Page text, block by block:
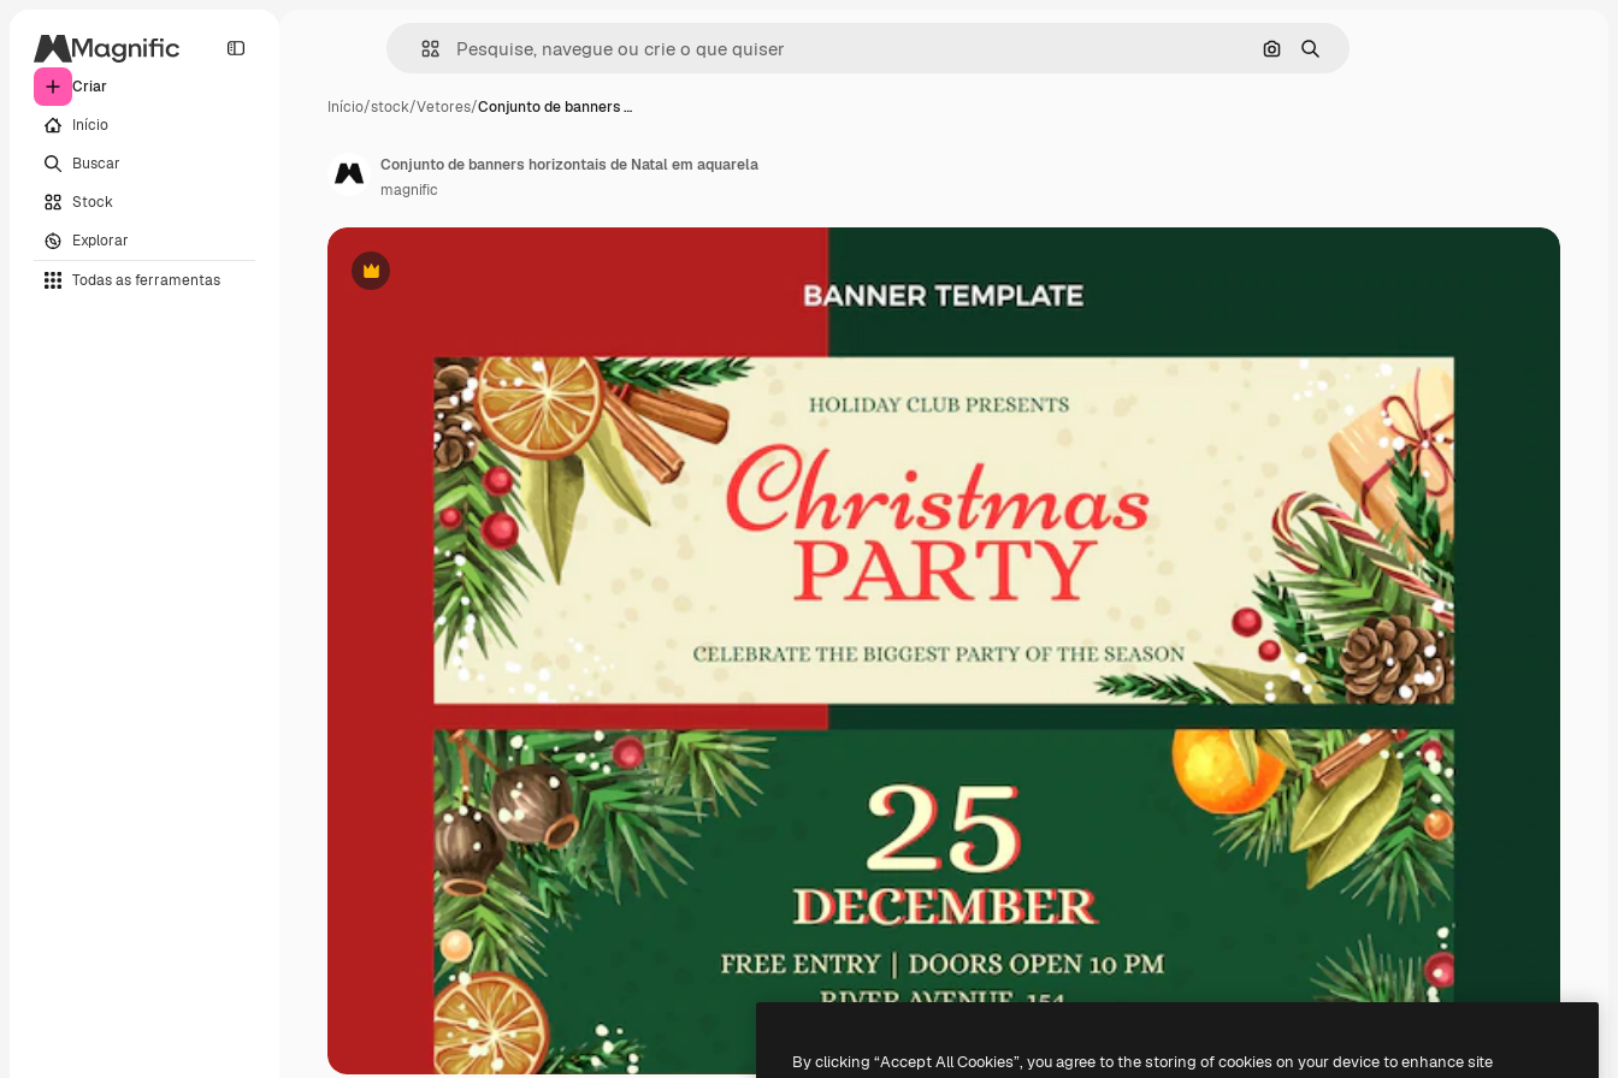
Criar
Início
Buscar
Stock
Explorar
Todas as ferramentas
Pesquisar por imagem
Buscar
Início/stock/Vetores/Conjunto de banners …
Premium
Conjunto de banners horizontais de Natal em aquarela
magnific
By clicking “Accept All Cookies”, you agree to the storing of cookies on your device to enhance site